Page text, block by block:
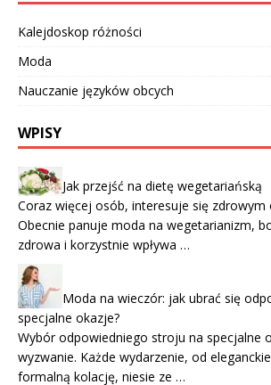
Kalejdoskop różności
Moda
Nauczanie języków obcych
WPISY
Jak przejść na dietę wegetariańską
Coraz więcej osób, interesuje się zdrowym
Obecnie panuje moda na wegetarianizm,
zdrowa i korzystnie wpływa …
Moda na wieczór: jak ubrać się
specjalne okazje?
Wybór odpowiedniego stroju na specjalne
wyzwanie. Każde wydarzenie, od
formalną kolację, niesie ze …